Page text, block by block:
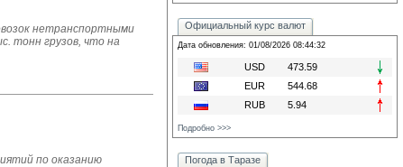
нетранспортными
тонн грузов, что на
по оказанию
Официальный курс валют
Дата обновления: 01/08/2026 08:44:32
USD
473.59
EUR
544.68
RUB
5.94
Подробно >>>
Погода в Таразе